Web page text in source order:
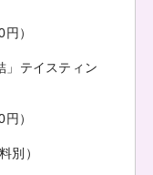
）
」テイスティン
）
別）